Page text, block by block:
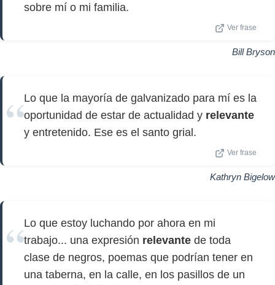
sobre mí o mi familia.
Ver frase
Bill Bryson
Lo que la mayoría de galvanizado para mí es la
oportunidad de estar de actualidad y relevante
y entretenido. Ese es el santo grial.
Ver frase
Kathryn Bigelow
Lo que estoy luchando por ahora en mi
trabajo... una expresión relevante de toda
clase de negros, poemas que podrían tener en
una taberna, en la calle, en los pasillos de un